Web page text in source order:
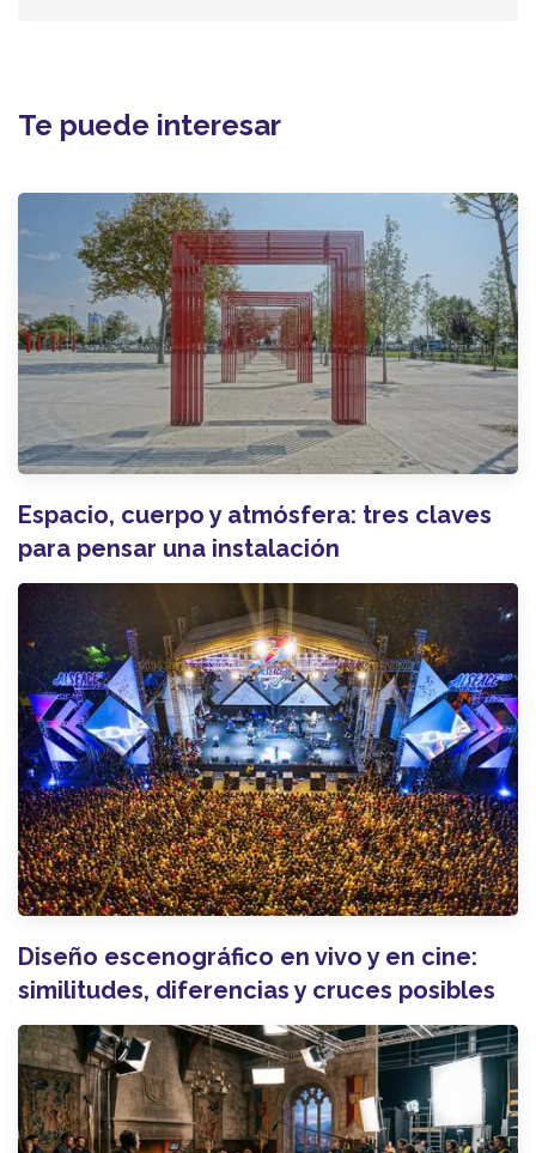
Te puede interesar
Espacio, cuerpo y atmósfera: tres claves
para pensar una instalación
Diseño escenográfico en vivo y en cine:
similitudes, diferencias y cruces posibles